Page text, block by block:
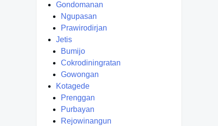
Gondomanan
Ngupasan
Prawirodirjan
Jetis
Bumijo
Cokrodiningratan
Gowongan
Kotagede
Prenggan
Purbayan
Rejowinangun